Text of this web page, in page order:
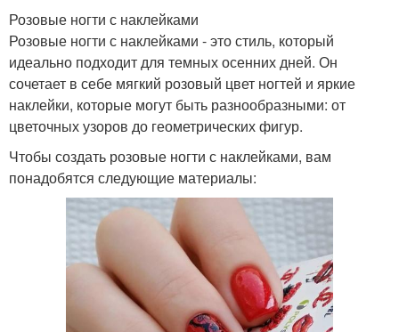
Розовые ногти с наклейками
Розовые ногти с наклейками - это стиль, который
идеально подходит для темных осенних дней. Он
сочетает в себе мягкий розовый цвет ногтей и яркие
наклейки, которые могут быть разнообразными: от
цветочных узоров до геометрических фигур.
Чтобы создать розовые ногти с наклейками, вам
понадобятся следующие материалы: